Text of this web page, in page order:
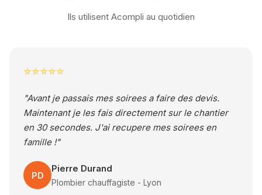
Ils utilisent Acompli au quotidien
⭐⭐⭐⭐⭐
"Avant je passais mes soirees a faire des devis.
Maintenant je les fais directement sur le chantier
en 30 secondes. J'ai recupere mes soirees en
famille !"
PD
Pierre Durand
Plombier chauffagiste - Lyon